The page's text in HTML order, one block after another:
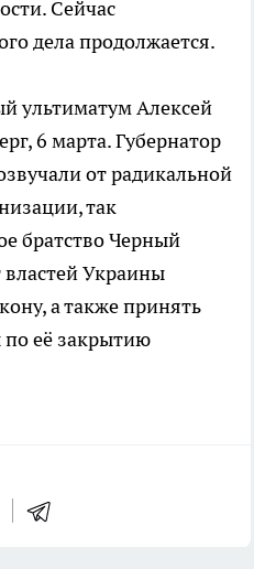
Сейчас
дела продолжается.
ультиматум Алексей
6 марта. Губернатор
от радикальной
так
братство Черный
властей Украины
а также принять
её закрытию